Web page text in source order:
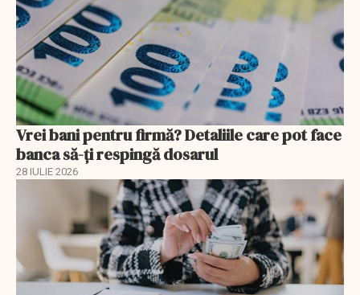
Vrei bani pentru firmă? Detaliile care pot face
banca să-ți respingă dosarul
28 IULIE 2026